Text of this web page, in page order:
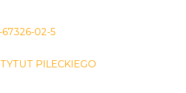
02-5
PILECKIEGO